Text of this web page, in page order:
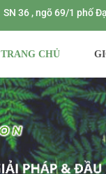
SN 36 , ngõ 69/1 phố
TRANG CHỦ